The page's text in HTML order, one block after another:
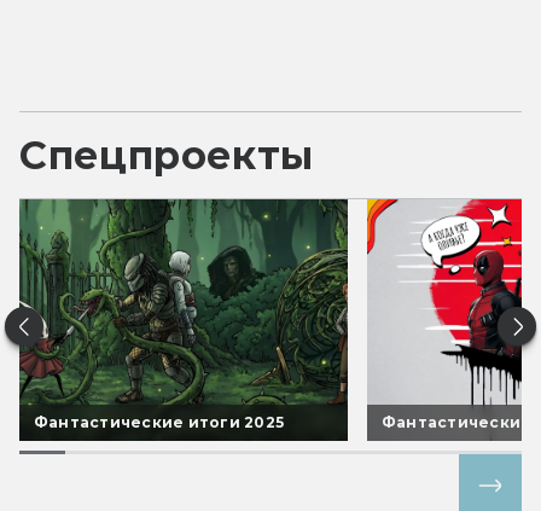
Спецпроекты
Фантастические итоги 2025 Фантастические